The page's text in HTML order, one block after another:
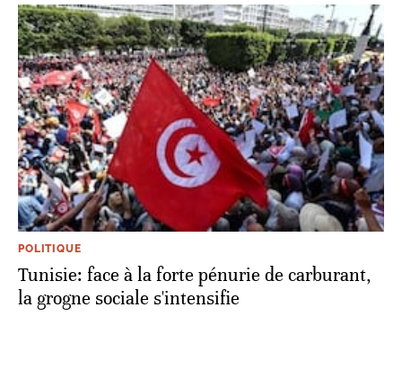
POLITIQUE
Tunisie: face à la forte pénurie de carburant,
la grogne sociale s'intensifie